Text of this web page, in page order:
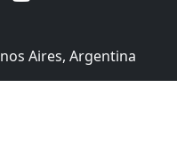
Aires, Argentina